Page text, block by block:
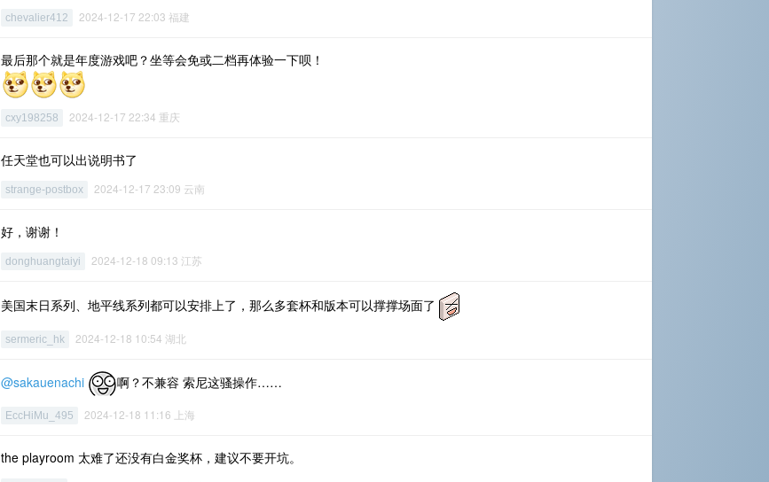
chevalier412 2024-12-17 22:03 福建
最后那个就是年度游戏吧？坐等会免或二档再体验一下呗！
cxy198258 2024-12-17 22:34 重庆
任天堂也可以出说明书了
strange-postbox 2024-12-17 23:09 云南
好，谢谢！
donghuangtaiyi 2024-12-18 09:13 江苏
美国末日系列、地平线系列都可以安排上了，那么多套杯和版本可以撑撑场面了
sermeric_hk 2024-12-18 10:54 湖北
@sakauenachi 啊？不兼容 索尼这骚操作……
EccHiMu_495 2024-12-18 11:16 上海
the playroom 太难了还没有白金奖杯，建议不要开坑。